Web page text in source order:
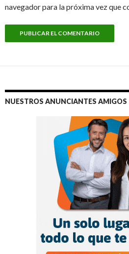
navegador para la próxima vez que
NUESTROS ANUNCIANTES AMIGOS